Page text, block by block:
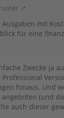
Ausgaben mit
für eine
Zwecke ja
Professional
hinaus. Und
(und
auch dieser